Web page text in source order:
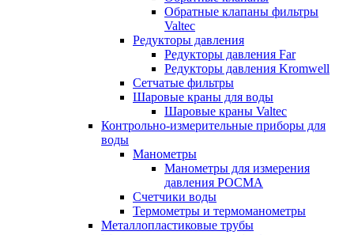
Обратные клапаны фильтры
Valtec
Редукторы давления
Редукторы давления Far
Редукторы давления Kromwell
Сетчатые фильтры
Шаровые краны для воды
Шаровые краны Valtec
Контрольно-измерительные приборы для
воды
Манометры
Манометры для измерения
давления РОСМА
Счетчики воды
Термометры и термоманометры
Металлопластиковые трубы